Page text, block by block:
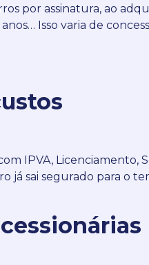
por assinatura, ao
Isso varia de
IPVA, Licenciamento,
já sai segurado para o